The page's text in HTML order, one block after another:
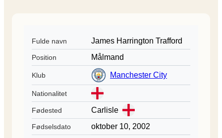
Fulde navn James Harrington Trafford
Position Målmand
Klub Manchester City
Nationalitet
Fødested Carlisle
Fødselsdato oktober 10, 2002